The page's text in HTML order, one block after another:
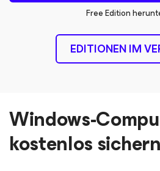
Free Edition
EDITIONEN IM
Windows-
kostenlos